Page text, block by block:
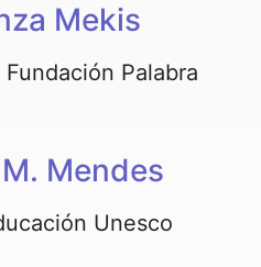
Mekis
Palabra
Mendes
Unesco